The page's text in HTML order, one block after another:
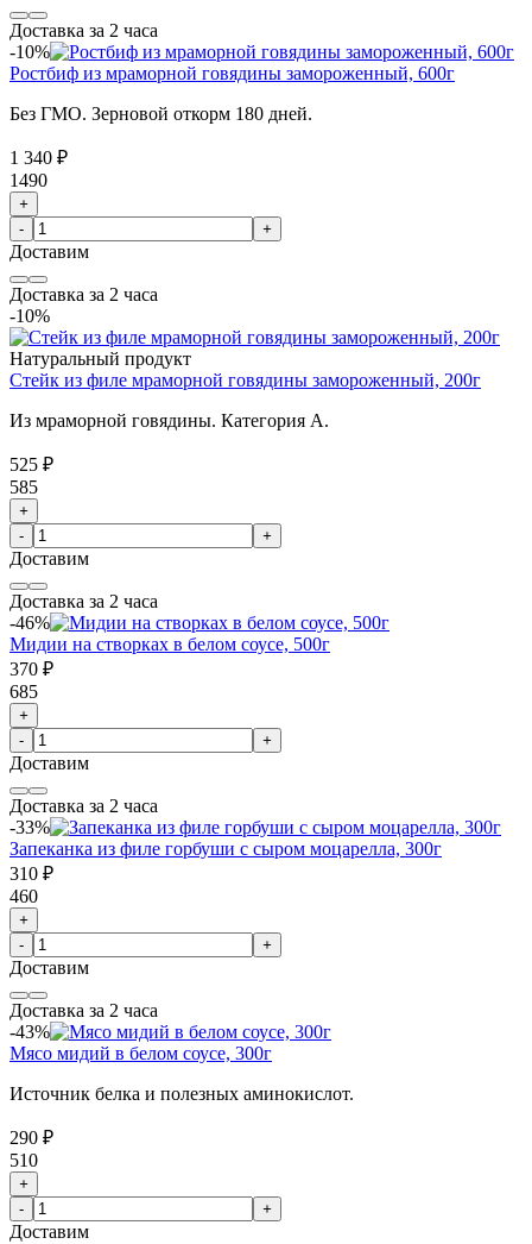
Доставка за 2 часа
-10%
Ростбиф из мраморной говядины замороженный, 600г
Без ГМО. Зерновой откорм 180 дней.
1 340 ₽
1490
+
-
+
Доставим
Доставка за 2 часа
-10%
Натуральный продукт
Стейк из филе мраморной говядины замороженный, 200г
Из мраморной говядины. Категория А.
525 ₽
585
+
-
+
Доставим
Доставка за 2 часа
-46%
Мидии на створках в белом соусе, 500г
370 ₽
685
+
-
+
Доставим
Доставка за 2 часа
-33%
Запеканка из филе горбуши с сыром моцарелла, 300г
310 ₽
460
+
-
+
Доставим
Доставка за 2 часа
-43%
Мясо мидий в белом соусе, 300г
Источник белка и полезных аминокислот.
290 ₽
510
+
-
+
Доставим